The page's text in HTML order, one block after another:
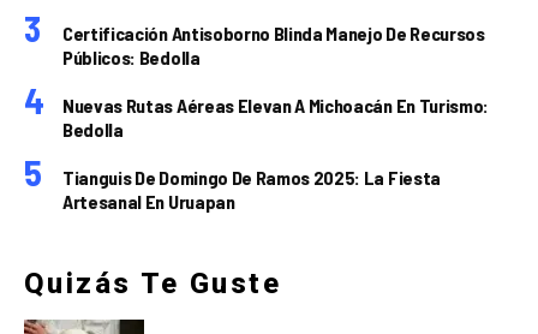
Certificación Antisoborno Blinda Manejo De Recursos
Públicos: Bedolla
Nuevas Rutas Aéreas Elevan A Michoacán En Turismo:
Bedolla
Tianguis De Domingo De Ramos 2025: La Fiesta
Artesanal En Uruapan
Quizás Te Guste